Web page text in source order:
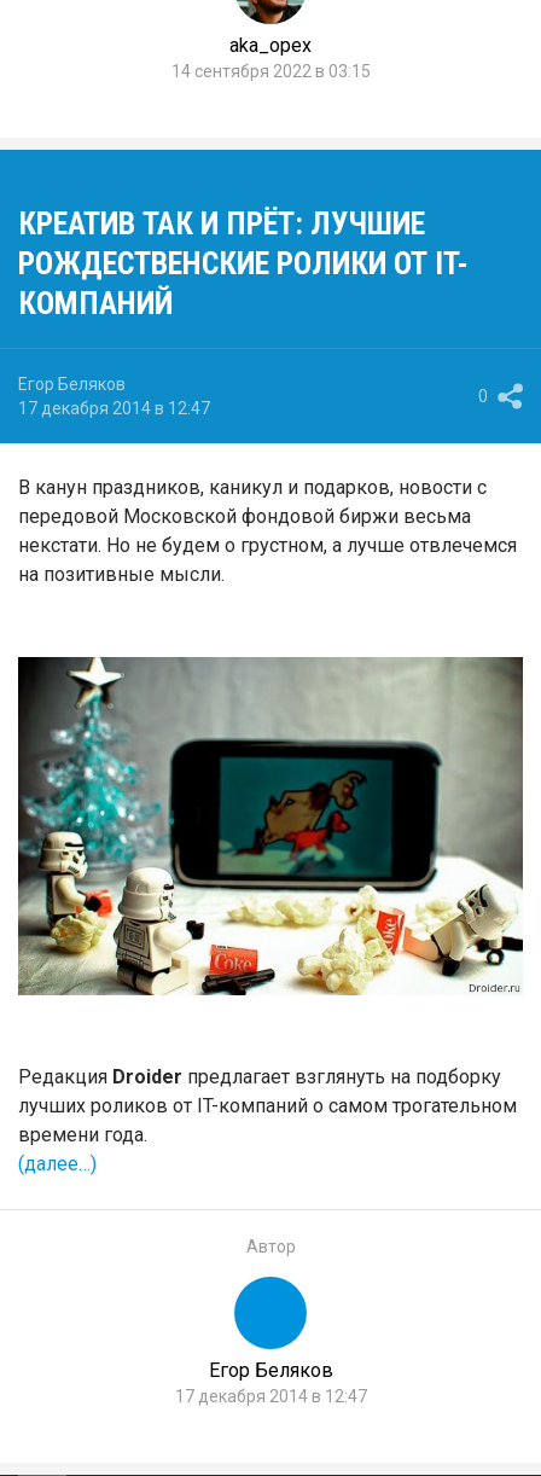
aka_opex
14 сентября 2022 в 03:15
КРЕАТИВ ТАК И ПРЁТ: ЛУЧШИЕ
РОЖДЕСТВЕНСКИЕ РОЛИКИ ОТ IT-
КОМПАНИЙ
Егор Беляков
17 декабря 2014 в 12:47
0
В канун праздников, каникул и подарков, новости с
передовой Московской фондовой биржи весьма
некстати. Но не будем о грустном, а лучше отвлечемся
на позитивные мысли.
Редакция Droider предлагает взглянуть на подборку
лучших роликов от IT-компаний о самом трогательном
времени года.
(далее…)
Автор
Егор Беляков
17 декабря 2014 в 12:47